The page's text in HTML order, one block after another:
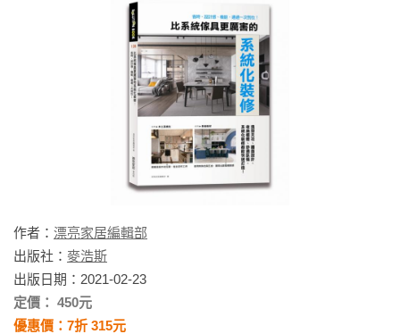
作者： 漂亮家居編輯部
出版社： 麥浩斯
出版日期：2021-02-23
定價： 450元
優惠價：7折 315元